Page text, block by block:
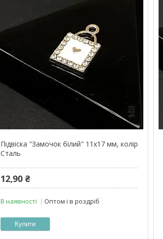
Підвіска "Замочок білий" 11х17 мм, колір
Сталь
12,90 ₴
В наявності Оптом і в роздріб
Купити